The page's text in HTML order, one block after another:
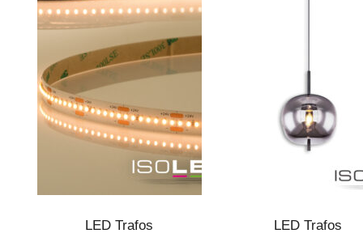
LED Trafos LED Trafos